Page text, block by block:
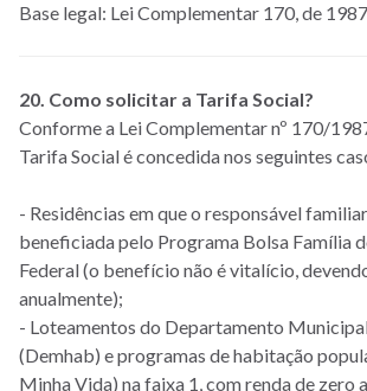
Base legal: Lei Complementar 170, de
20. Como solicitar a Tarifa Social?
Conforme a Lei Complementar nº 170/
Tarifa Social é concedida nos seguintes
- Residências em que o responsável
beneficiada pelo Programa Bolsa Família
Federal (o benefício não é vitalício,
anualmente);
- Loteamentos do Departamento
(Demhab) e programas de habitação
Minha Vida) na faixa 1, com renda de zero